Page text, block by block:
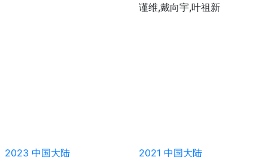
谨维,戴向宇,叶祖新
2023 中国大陆 2021 中国大陆